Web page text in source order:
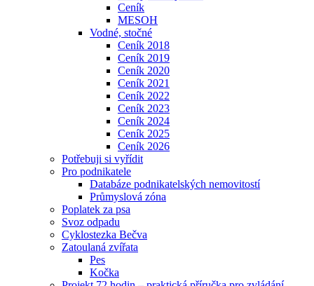
Ceník
MESOH
Vodné, stočné
Ceník 2018
Ceník 2019
Ceník 2020
Ceník 2021
Ceník 2022
Ceník 2023
Ceník 2024
Ceník 2025
Ceník 2026
Potřebuji si vyřídit
Pro podnikatele
Databáze podnikatelských nemovitostí
Průmyslová zóna
Poplatek za psa
Svoz odpadu
Cyklostezka Bečva
Zatoulaná zvířata
Pes
Kočka